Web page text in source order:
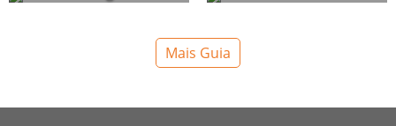
Mais Guia